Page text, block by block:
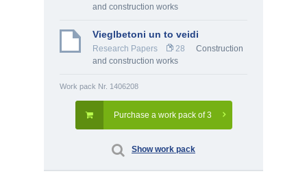
and construction works
Vieglbetoni un to veidi
Research Papers 28
Construction
and construction works
Work pack Nr. 1406208
Purchase a work pack of 3
Show work pack